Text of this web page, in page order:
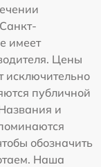
имеет
Цены
исключительно
публичной
и
обозначить
Наша